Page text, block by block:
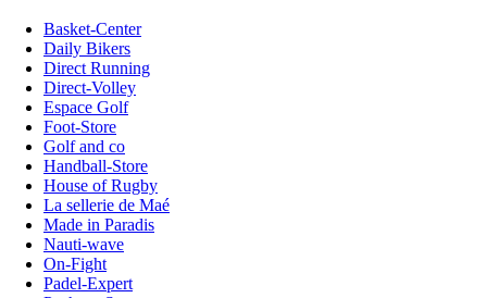
Basket-Center
Daily Bikers
Direct Running
Direct-Volley
Espace Golf
Foot-Store
Golf and co
Handball-Store
House of Rugby
La sellerie de Maé
Made in Paradis
Nauti-wave
On-Fight
Padel-Expert